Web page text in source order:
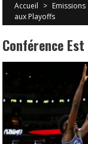
Accueil > Emissions
aux Playoffs
Conférence